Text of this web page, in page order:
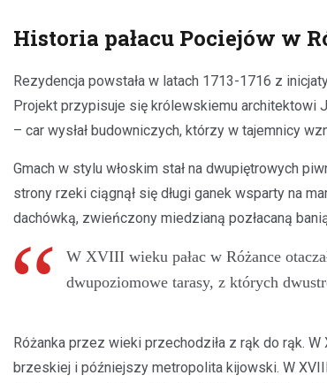
Historia pałacu Pociejów w
Rezydencja powstała w latach 1713-1716 z
Projekt przypisuje się królewskiemu architektowi
– car wysłał budowniczych, którzy w tajemnicy
Gmach w stylu włoskim stał na dwupiętrowych
strony rzeki ciągnął się długi ganek wsparty na
dachówką, zwieńczony miedzianą pozłacaną
W XVIII wieku pałac w Różance
dwupoziomowe tarasy, z których
Różanka przez wieki przechodziła z rąk do rąk.
brzeskiej i późniejszy metropolita kijowski. W